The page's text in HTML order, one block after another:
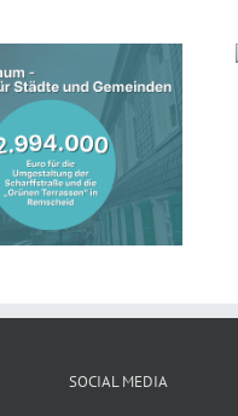
Lebhafte Diskussion im
Landtag: Jahrgangsstufe des
Theodor-Heuss-Gymnasiums
zu Gast bei Jens Nettekoven
SOCIAL MEDIA